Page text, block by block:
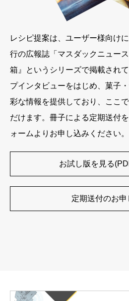
レシピ提案は、ユーザー様向け
行の広報誌「マスダックニュー
箱』というシリーズで掲載され
プインタビューをはじめ、菓子
彩な情報を提供しており、ここ
だけます。冊子による定期送付
ォームよりお申し込みください。
お試し版を見る
定期送付のお申